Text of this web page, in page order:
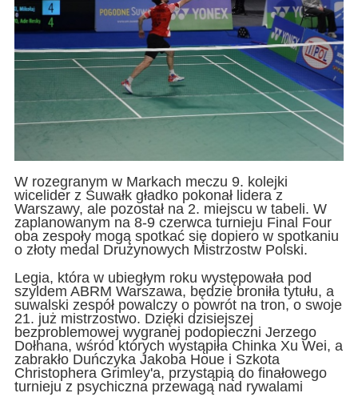
W rozegranym w Markach meczu 9. kolejki
wicelider z Suwałk gładko pokonał lidera z
Warszawy, ale pozostał na 2. miejscu w tabeli. W
zaplanowanym na 8-9 czerwca turnieju Final Four
oba zespoły mogą spotkać się dopiero w spotkaniu
o złoty medal Drużynowych Mistrzostw Polski.
Legia, która w ubiegłym roku występowała pod
szyldem ABRM Warszawa, będzie broniła tytułu, a
suwalski zespół powalczy o powrót na tron, o swoje
21. już mistrzostwo. Dzięki dzisiejszej
bezproblemowej wygranej podopieczni Jerzego
Dołhana, wśród których wystąpiła Chinka Xu Wei, a
zabrakło Duńczyka Jakoba Houe i Szkota
Christophera Grimley'a, przystąpią do finałowego
turnieju z psychiczna przewagą nad rywalami